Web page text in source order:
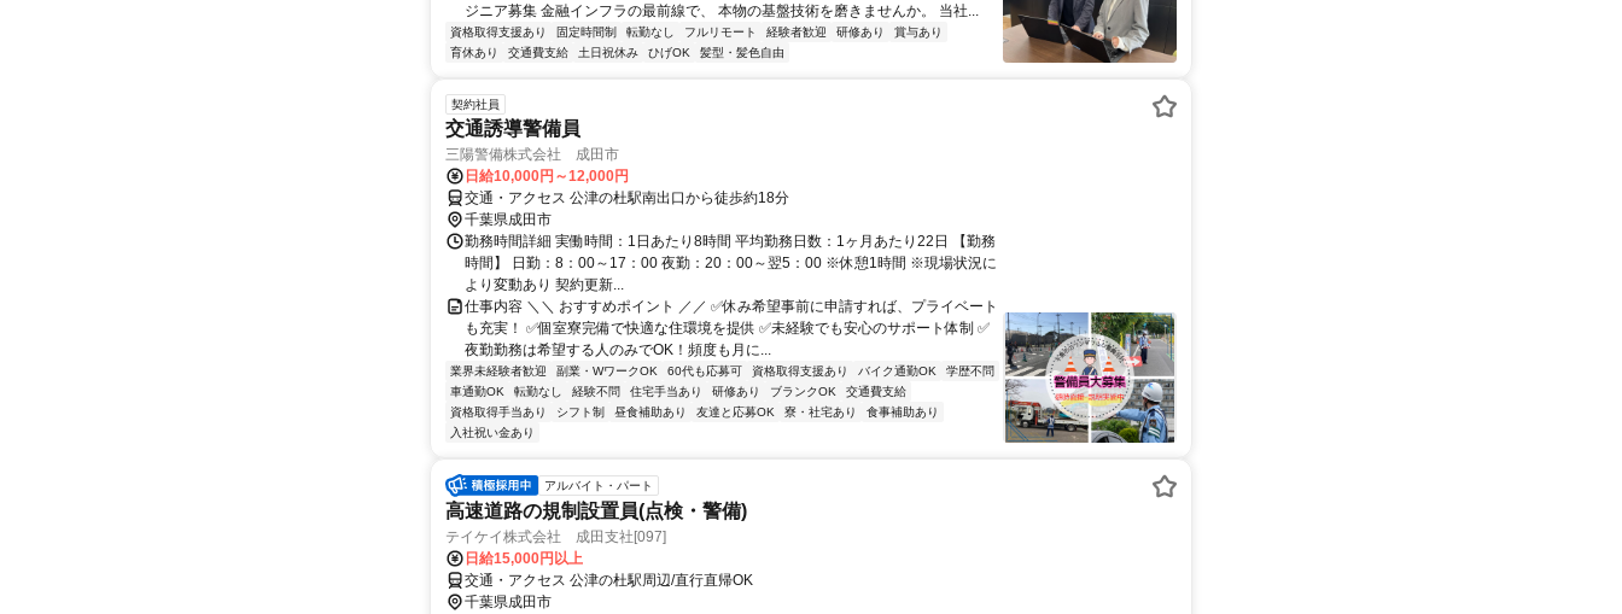
ジニア募集 金融インフラの最前線で、 本物の基盤技術を磨きませんか。 当社...
資格取得支援あり 固定時間制 転勤なし フルリモート 経験者歓迎 研修あり
賞与あり
育休あり
交通費支給 土日祝休み ひげOK 髪型・髪色自由
契約社員
交通誘導警備員
三陽警備株式会社 成田市
日給10,000円～12,000円
交通・アクセス 公津の杜駅南出口から徒歩約18分
千葉県成田市
勤務時間詳細 実働時間：1日あたり8時間 平均勤務日数：1ヶ月あたり22日 【勤務
時間】 日勤：8：00～17：00 夜勤：20：00～翌5：00 ※休憩1時間 ※現場状況に
より変動あり 契約更新...
仕事内容 ＼＼ おすすめポイント ／／ ✅休み希望事前に申請すれば、プライベート
も充実！ ✅個室寮完備で快適な住環境を提供 ✅未経験でも安心のサポート体制 ✅
夜勤勤務は希望する人のみでOK！頻度も月に...
業界未経験者歓迎 副業・WワークOK 60代も応募可 資格取得支援あり バイク通勤OK
学歴不問
車通勤OK
転勤なし 経験不問 住宅手当あり 研修あり ブランクOK
交通費支給
資格取得手当あり
シフト制 昼食補助あり 友達と応募OK 寮・社宅あり
食事補助あり
入社祝い金あり
アルバイト・パート
高速道路の規制設置員(点検・警備)
テイケイ株式会社 成田支社[097]
日給15,000円以上
交通・アクセス 公津の杜駅周辺/直行直帰OK
千葉県成田市